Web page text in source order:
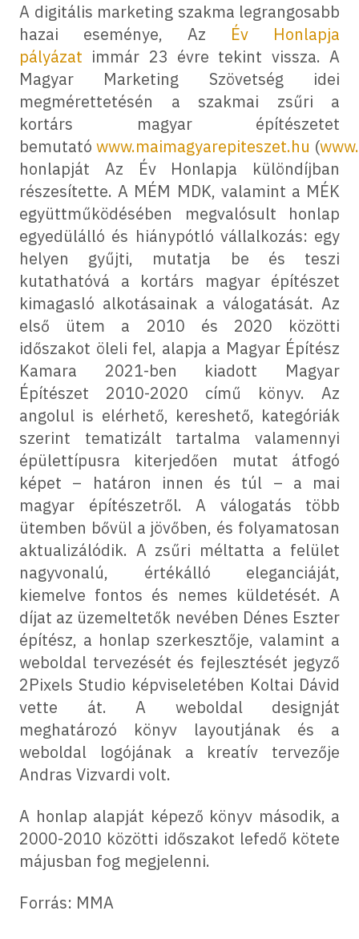
​A digitális marketing szakma legrangosabb
hazai eseménye, Az Év Honlapja
pályázat immár 23 évre tekint vissza. A
Magyar Marketing Szövetség idei
megmérettetésén a szakmai zsűri a
kortárs magyar építészetet
bemutató www.maimagyarepiteszet.hu (
honlapját Az Év Honlapja különdíjban
részesítette. A MÉM MDK, valamint a MÉK
együttműködésében megvalósult honlap
egyedülálló és hiánypótló vállalkozás: egy
helyen gyűjti, mutatja be és teszi
kutathatóvá a kortárs magyar építészet
kimagasló alkotásainak a válogatását. Az
első ütem a 2010 és 2020 közötti
időszakot öleli fel, alapja a Magyar Építész
Kamara 2021-ben kiadott Magyar
Építészet 2010-2020 című könyv. Az
angolul is elérhető, kereshető, kategóriák
szerint tematizált tartalma valamennyi
épülettípusra kiterjedően mutat átfogó
képet – határon innen és túl – a mai
magyar építészetről. A válogatás több
ütemben bővül a jövőben, és folyamatosan
aktualizálódik. A zsűri méltatta a felület
nagyvonalú, értékálló eleganciáját,
kiemelve fontos és nemes küldetését. A
díjat az üzemeltetők nevében Dénes Eszter
építész, a honlap szerkesztője, valamint a
weboldal tervezését és fejlesztését jegyző
2Pixels Studio képviseletében Koltai Dávid
vette át. A weboldal designját
meghatározó könyv layoutjának és a
weboldal logójának a kreatív tervezője
Andras Vizvardi volt.
A honlap alapját képező könyv második, a
2000-2010 közötti időszakot lefedő kötete
májusban fog megjelenni.
Forrás: MMA